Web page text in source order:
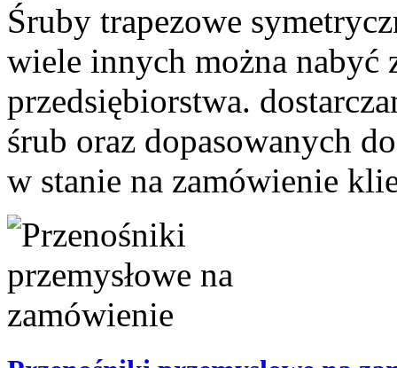
Śruby trapezowe
wiele innych można nabyć
przedsiębiorstwa.
śrub oraz dopasowanych
w stanie na zamówienie